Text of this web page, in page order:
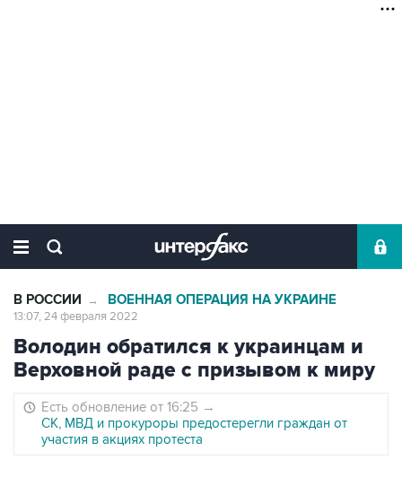
В РОССИИ → ВОЕННАЯ ОПЕРАЦИЯ НА УКРАИНЕ
13:07, 24 февраля 2022
Володин обратился к украинцам и
Верховной раде с призывом к миру
Есть обновление от 16:25 →
СК, МВД и прокуроры предостерегли граждан от
участия в акциях протеста